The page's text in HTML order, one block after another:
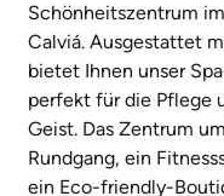
Schönheitszentrum
Calviá. Ausgestattet
bietet Ihnen unser
perfekt für die Pflege
Geist. Das Zentrum
Rundgang, ein
ein Eco-friendly-